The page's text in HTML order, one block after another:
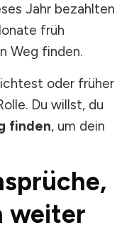
Jahr bezahlten
früh
Weg finden.
oder früher
Du willst, du
finden, um dein
weiter